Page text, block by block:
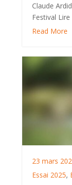
Claude
Festival
Read More
23 mars
Essai 2025,